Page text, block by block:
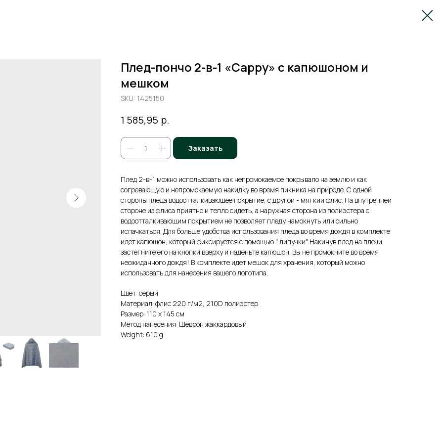
Плед-пончо 2-в-1 «Cappy» с капюшоном и
мешком
SKU: 1425150
1 585,95 р.
Заказать
Плед 2-в-1 можно использовать как непромокаемое покрывало на землю и как
согревающую и непромокаемую накидку во время пикника на природе. С одной
стороны пледа водоотталкивающее покрытие, с другой - мягкий флис. На внутренней
стороне из флиса приятно и тепло сидеть, а наружная сторона из полиэстера с
водоотталкивающим покрытием не позволяет пледу намокнуть или сильно
испачкаться. Для больше удобства использования пледа во время дождя в комплекте
идет капюшон, который фиксируется с помощью " липучки". Накинув плед на плечи,
застегните его на кнопки вверху и наденьте капюшон. Вы не промокните во время
неожиданного дождя! В комплекте идет мешок для хранения, который можно
использовать для нанесения вашего логотипа.
Цвет: серый
Материал: флис 220 г/м2, 210D полиэстер
Размер: 110 х 145 см
Метод нанесения: Шеврон жаккардовый
Weight: 610 g